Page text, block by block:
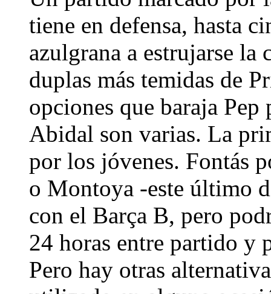
tiene en defensa, hasta
azulgrana a estrujarse la
duplas más temidas de
opciones que baraja Pep
Abidal son varias. La
por los jóvenes. Fontás
o Montoya -este último
con el Barça B, pero
24 horas entre partido y
Pero hay otras